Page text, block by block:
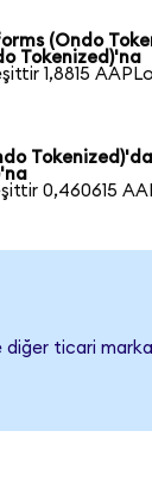
(Ondo
Tokenized)'na
1,8815
0,460615
diğer ticari